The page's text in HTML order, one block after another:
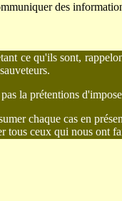
des
ce qu'ils sont,
la prétentions
chaque cas en
tous ceux qui nous ont